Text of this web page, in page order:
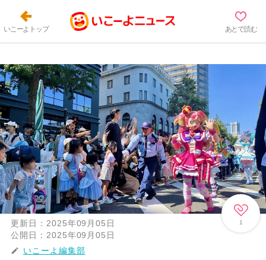
いこーよトップ あとで読む
1
更新日： 2025年09月05日
公開日： 2025年09月05日
いこーよ編集部